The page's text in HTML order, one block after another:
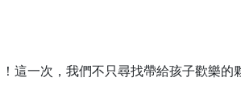
這一次，我們不只尋找帶給孩子歡樂的